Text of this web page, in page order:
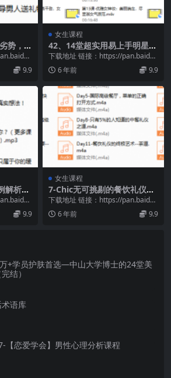
势，让
9.9
女生课程
42、14堂超实用易上手明星美
妆术，让你妆出美丽与自信
下载地址 链接：https://pan.baidu.
com/s/1nL5yRN9...
6 年前 9.9
解析，
术
9.9
女生课程
7-Chic无可挑剔的餐饮礼仪得
体指南。
下载地址 链接：https://pan.baidu.
com/s/1RMNkYDP...
6 年前 9.9
+学员护肤首选—中山大学博士的24堂美
结）
语库
【恋爱学会】男性心理分析课程